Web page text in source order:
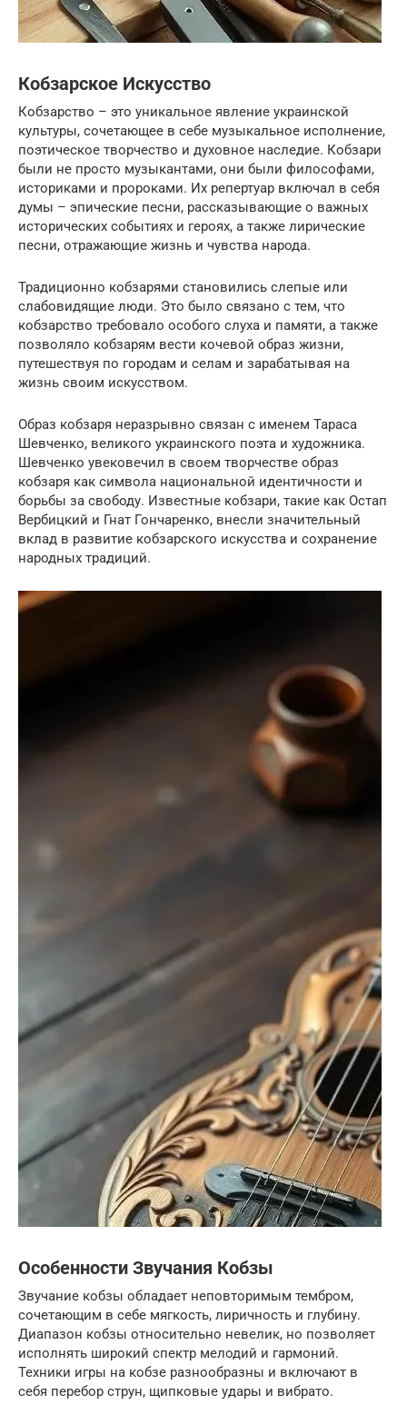
Кобзарское Искусство
Кобзарство – это уникальное явление украинской
культуры, сочетающее в себе музыкальное исполнение,
поэтическое творчество и духовное наследие. Кобзари
были не просто музыкантами, они были философами,
историками и пророками. Их репертуар включал в себя
думы – эпические песни, рассказывающие о важных
исторических событиях и героях, а также лирические
песни, отражающие жизнь и чувства народа.
Традиционно кобзарями становились слепые или
слабовидящие люди. Это было связано с тем, что
кобзарство требовало особого слуха и памяти, а также
позволяло кобзарям вести кочевой образ жизни,
путешествуя по городам и селам и зарабатывая на
жизнь своим искусством.
Образ кобзаря неразрывно связан с именем Тараса
Шевченко, великого украинского поэта и художника.
Шевченко увековечил в своем творчестве образ
кобзаря как символа национальной идентичности и
борьбы за свободу. Известные кобзари, такие как Остап
Вербицкий и Гнат Гончаренко, внесли значительный
вклад в развитие кобзарского искусства и сохранение
народных традиций.
Особенности Звучания Кобзы
Звучание кобзы обладает неповторимым тембром,
сочетающим в себе мягкость, лиричность и глубину.
Диапазон кобзы относительно невелик, но позволяет
исполнять широкий спектр мелодий и гармоний.
Техники игры на кобзе разнообразны и включают в
себя перебор струн, щипковые удары и вибрато.